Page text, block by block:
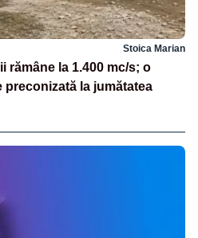
Stoica Marian
rămâne la 1.400 mc/s; o
la jumătatea